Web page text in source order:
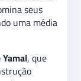
seus
uma média
, que